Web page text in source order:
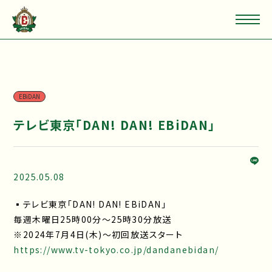
EBiDAN
テレビ東京「DAN! DAN! EBiDAN」
2025.05.08
▪テレビ東京「DAN! DAN! EBiDAN」
毎週木曜日25時00分～25時30分放送
※2024年7月4日(木)～初回放送スタート
https://www.tv-tokyo.co.jp/dandanebidan/